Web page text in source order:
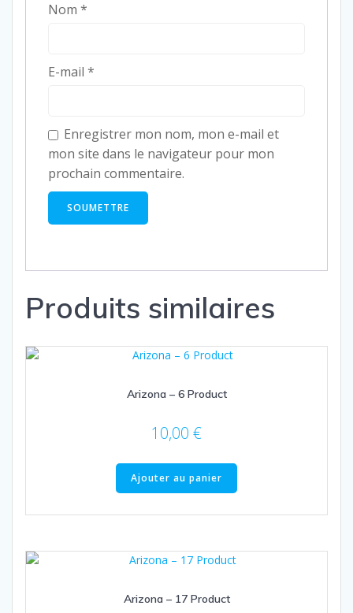
Nom *
E-mail *
Enregistrer mon nom, mon e-mail et
mon site dans le navigateur pour mon
prochain commentaire.
Produits similaires
Arizona – 6 Product
10,00 €
Ajouter au panier
Arizona – 17 Product